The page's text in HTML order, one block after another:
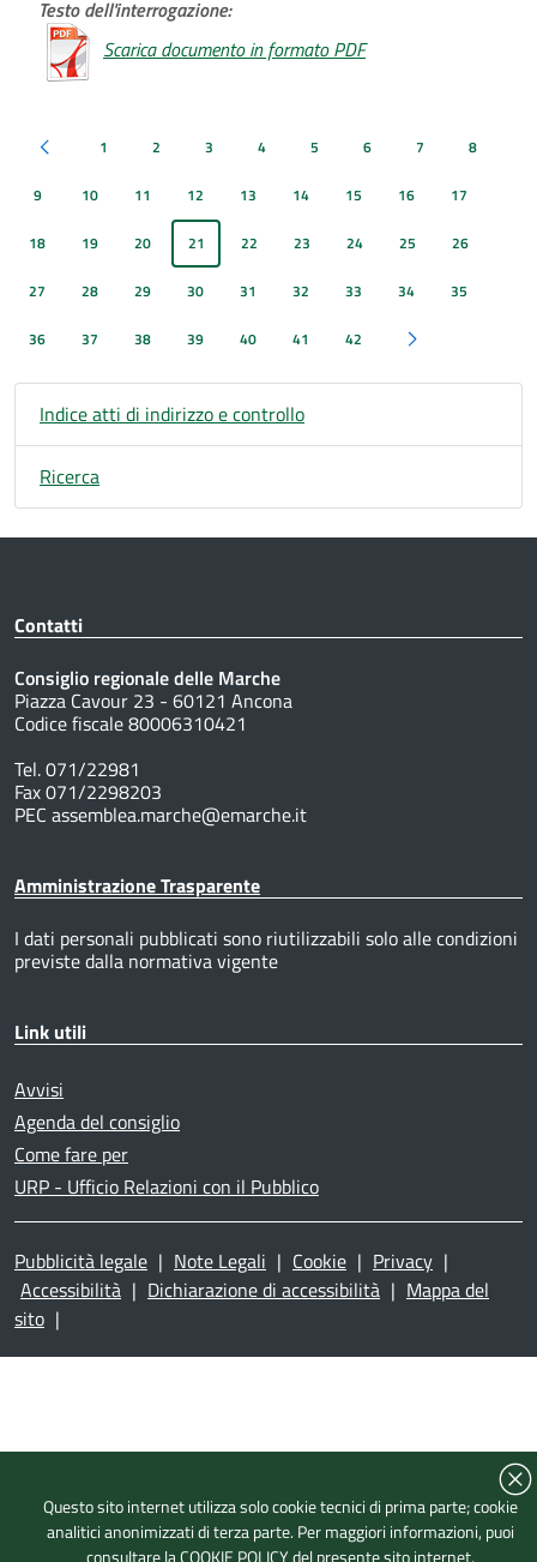
Testo dell'interrogazione:
Scarica documento in formato PDF
Pagina precedente
1 2 3 4 5 6 7 8
9 10 11 12 13 14 15 16 17
18 19 20 21 22 23 24 25 26
27 28 29 30 31 32 33 34 35
36 37 38 39 40 41 42 Pagina successiva
Indice atti di indirizzo e controllo
Ricerca
Contatti
Consiglio regionale delle Marche
Piazza Cavour 23 - 60121 Ancona
Codice fiscale 80006310421
Tel. 071/22981
Fax 071/2298203
PEC assemblea.marche@emarche.it
Amministrazione Trasparente
I dati personali pubblicati sono riutilizzabili solo alle condizioni
previste dalla normativa vigente
Link utili
Avvisi
Agenda del consiglio
Come fare per
URP - Ufficio Relazioni con il Pubblico
Pubblicità legale | Note Legali | Cookie | Privacy |
Accessibilità | Dichiarazione di accessibilità | Mappa del
sito |
Questo sito internet utilizza solo cookie tecnici di prima parte; cookie
analitici anonimizzati di terza parte. Per maggiori informazioni, puoi